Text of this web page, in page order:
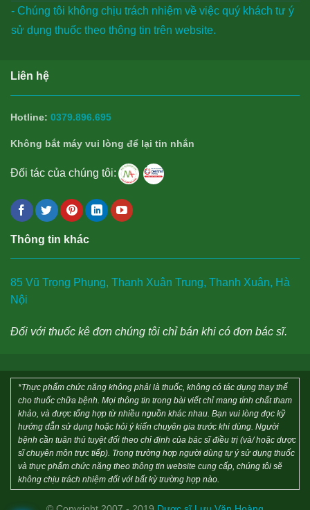
- Chúng tôi không chịu trách nhiệm về việc quý khách tư ý
sử dụng thuốc theo thông tin trên website.
Liên hệ
Hotline: 0379.896.695
Không bắt máy vui lòng để lại tin nhắn
Đối tác của chúng tôi:
Thông tin khác
85 Vũ Trọng Phụng, Thanh Xuân Trung, Thanh Xuân, Hà
Nội
Đối với thuốc kê đơn chúng tôi chỉ bán khi có đơn bác sĩ.
*Thực phẩm chức năng không phải là thuốc, không có tác dụng thay thế
cho thuốc chữa bệnh. Mọi thông tin trong bài viết chỉ mang tính chất tham
khảo, và được tổng hợp từ nhiều nguồn khác nhau. Bạn vui lòng đọc kỹ
hướng dẫn sử dụng hoặc hỏi ý kiến chuyên gia trước khi dùng. Người
bệnh cần tuân thủ tuyệt đối theo chỉ định của bác sĩ điều trị (và/ hoặc dược
sĩ chuyên môn trực tiếp). Trong trường hợp người dùng tự ý sử dụng thuốc
và thực phẩm chức năng theo thông tin website cung cấp, chúng tôi sẽ
không chịu trách nhiệm đối với bất kỳ trường hợp nào.